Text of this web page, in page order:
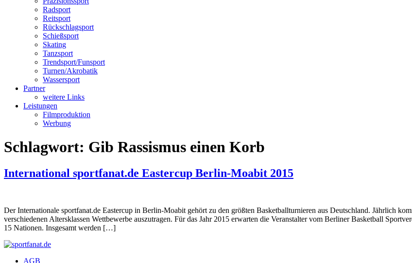
Radsport
Reitsport
Rückschlagsport
Schießsport
Skating
Tanzsport
Trendsport/Funsport
Turnen/Akrobatik
Wassersport
Partner
weitere Links
Leistungen
Filmproduktion
Werbung
Schlagwort: Gib Rassismus einen Korb
International sportfanat.de Eastercup Berlin-Moabit 2015
Der Internationale sportfanat.de Eastercup in Berlin-Moabit gehört zu den größten Basketballturnieren aus Deutschland. Jährlich
verschiedenen Altersklassen Wettbewerbe auszutragen. Für das Jahr 2015 erwarten die Veranstalter vom Berliner Basketball
15 Nationen. Insgesamt werden […]
AGB